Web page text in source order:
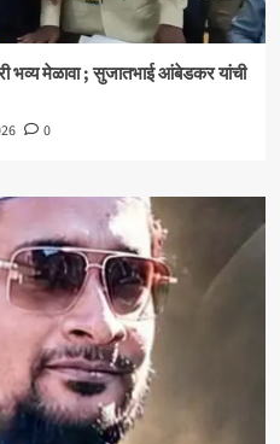
भव्य मेळावा ; सुजातभाई आंबेडकर यांची
0